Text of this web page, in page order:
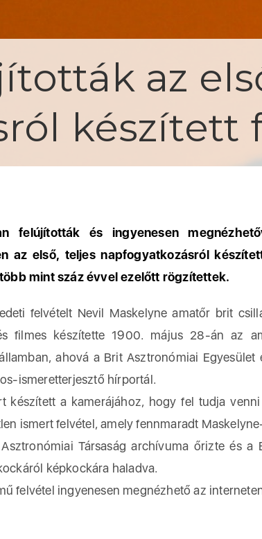
az
felújították és ingyenesen
az első, teljes napfogyatkozásról
mint száz évvel ezelőtt rögzítettek.
felvételt Nevil Maskelyne amatőr brit
filmes készítette 1900. május 28-án az
ahová a Brit Asztronómiai Egyesület
ismeretterjesztő hírportál.
készített a kamerájához, hogy fel tudja
ismert felvétel, amely fennmaradt
Társaság archívuma őrizte és a
képkockára haladva.
felvétel ingyenesen megnézhető az